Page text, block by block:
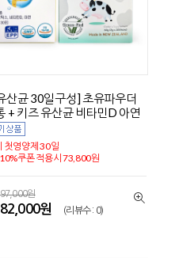
산균 30일구성] 초유파우더
+ 키즈 유산균 비타민D 아연
첫영양제 30일
쿠폰 적용시 73,800원
97,000원
82,000원 (리뷰수 : 0)